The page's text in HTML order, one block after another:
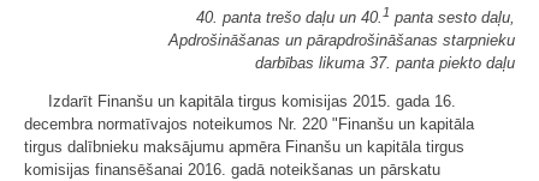
40. panta trešo daļu un 40. 1 panta sesto daļu,
Apdrošināšanas un pārapdrošināšanas starpnieku
darbības likuma 37. panta piekto daļu
Izdarīt Finanšu un kapitāla tirgus komisijas 2015. gada 16.
decembra normatīvajos noteikumos Nr. 220 "Finanšu un kapitāla
tirgus dalībnieku maksājumu apmēra Finanšu un kapitāla tirgus
komisijas finansēšanai 2016. gadā noteikšanas un pārskatu